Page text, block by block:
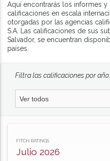
Aquí encontrarás los informes
calificaciones en escala
otorgadas por las agencias
S.A. Las calificaciones de sus
Salvador, se encuentran
países.
Filtra las calificaciones por año:
FITCH RATINGS
Julio 2026